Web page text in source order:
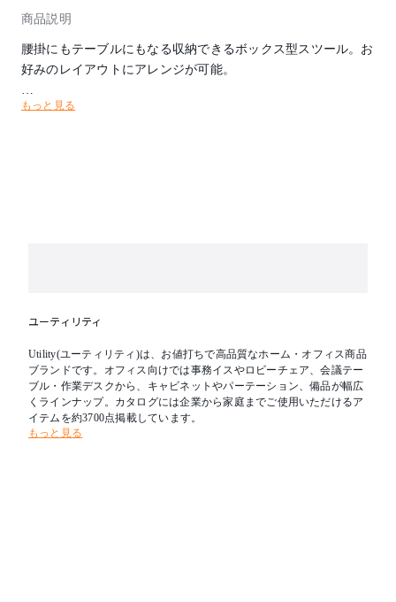
商品説明
腰掛にもテーブルにもなる収納できるボックス型スツール。お
好みのレイアウトにアレンジが可能。
※こちらの商品は、天板のみの販売となります。
もっと見る
ユーティリティ
Utility(ユーティリティ)は、お値打ちで高品質なホーム・オフィス商品
ブランドです。オフィス向けでは事務イスやロビーチェア、会議テー
ブル・作業デスクから、キャビネットやパーテーション、備品が幅広
くラインナップ。カタログには企業から家庭までご使用いただけるア
イテムを約3700点掲載しています。
もっと見る